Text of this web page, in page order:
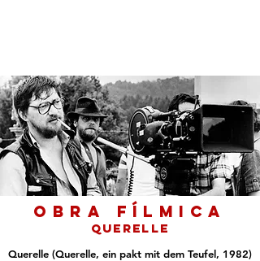
OBRA FÍLMiCA
Querelle
Querelle (Querelle, ein pakt mit dem Teufel, 1982)